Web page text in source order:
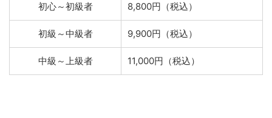
初心～初級者 8,800円（税込）
初級～中級者 9,900円（税込）
中級～上級者 11,000円（税込）